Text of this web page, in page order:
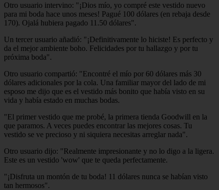
Otro usuario intervino: "¡Dios mío, yo compré este vestido nuevo
para mi boda hace unos meses! Pagué 100 dólares (en rebaja desde
170). Ojalá hubiera pagado 11.50 dólares".
Un tercer usuario añadió: "¡Definitivamente lo hiciste! Es perfecto y
da el mejor ambiente boho. Felicidades por tu hallazgo y por tu
próxima boda".
Otro usuario compartió: "Encontré el mío por 60 dólares más 30
dólares adicionales por la cola. Una familiar mayor del lado de mi
esposo me dijo que es el vestido más bonito que había visto en su
vida y había estado en muchas bodas.
"El primer vestido que me probé, la primera tienda Goodwill en la
que paramos. A veces puedes encontrar las mejores cosas. Tu
vestido se ve precioso y ni siquiera necesitas arreglar nada".
Otro usuario dijo: "Realmente impresionante y no lo digo a la ligera.
Este es un vestido 'wow' que te queda perfectamente.
"¡Disfruta un montón de tu boda! 11 dólares nunca se habían visto
tan hermosos".